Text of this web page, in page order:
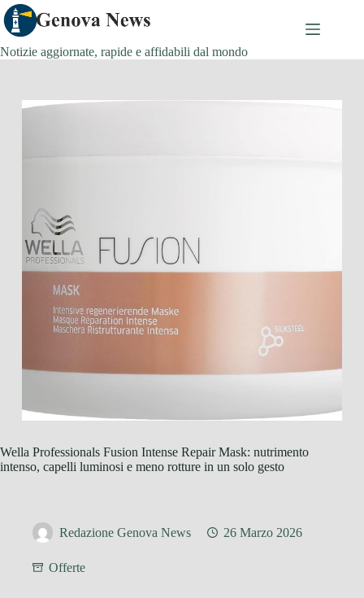
Salta
al
contenuto
Notizie aggiornate, rapide e affidabili dal mondo
Wella Professionals Fusion Intense Repair Mask: nutrimento
intenso, capelli luminosi e meno rotture in un solo gesto
Redazione Genova News 26 Marzo 2026
Offerte